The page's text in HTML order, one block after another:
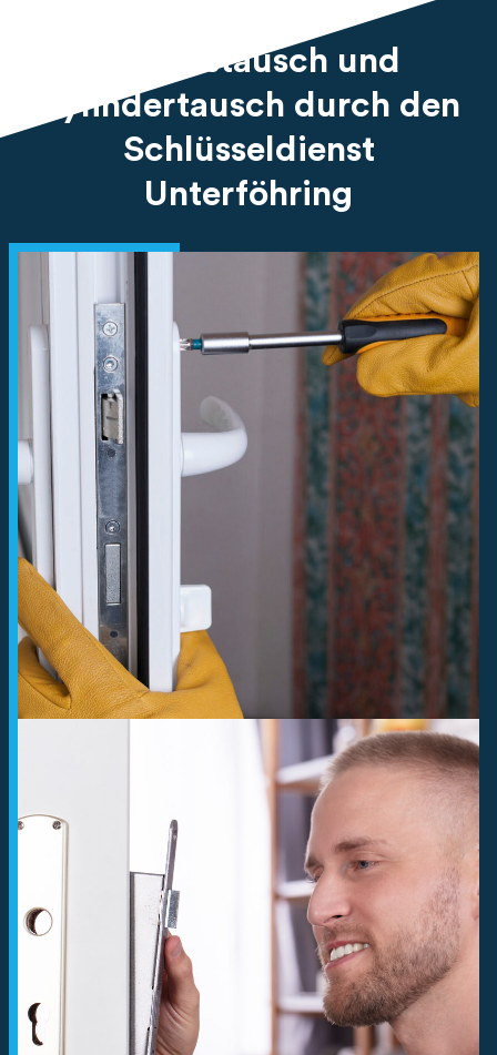
Schlosstausch und
Zylindertausch durch den
Schlüsseldienst
Unterföhring